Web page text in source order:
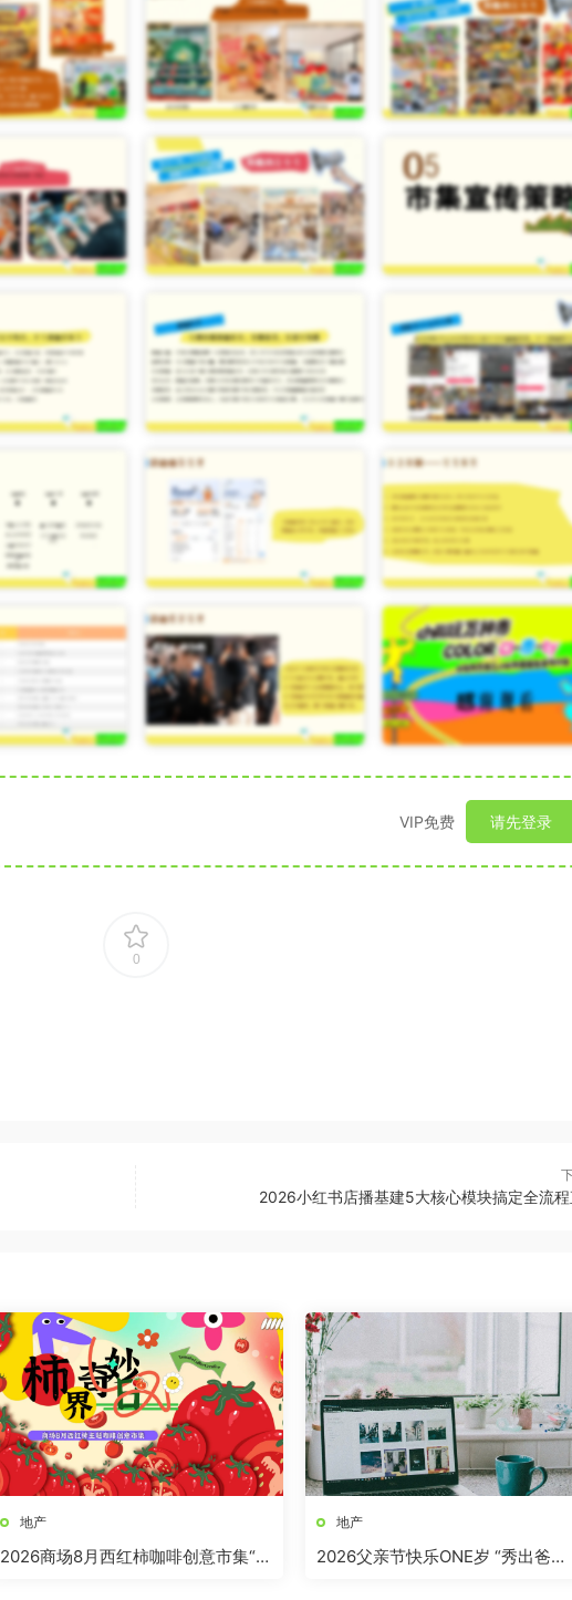
VIP免费 请先登录
0
2026小红书店播基建5大核心模块搞定全流程
地产
2026商场8月西红柿咖啡创意市集“柿
地产
2026父亲节快乐ONE岁 “秀出爸